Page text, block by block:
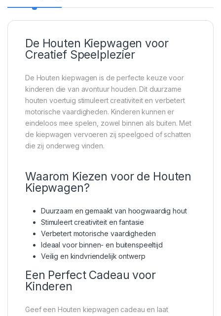
De Houten Kiepwagen voor
Creatief Speelplezier
De Houten kiepwagen is de perfecte keuze voor
kinderen die van avontuur houden. Dit duurzame
houten voertuig stimuleert creativiteit en verbetert
motorische vaardigheden. Kinderen kunnen er
eindeloos mee spelen, zowel binnen als buiten. Met
de kiepwagen vervoeren zij speelgoed of schatten
die zij onderweg vinden.
Waarom Kiezen voor de Houten
Kiepwagen?
Duurzaam en gemaakt van hoogwaardig hout
Stimuleert creativiteit en fantasie
Verbetert motorische vaardigheden
Ideaal voor binnen- en buitenspeeltijd
Veilig en kindvriendelijk ontwerp
Een Perfect Cadeau voor
Kinderen
Geef een Houten kiepwagen cadeau en laat